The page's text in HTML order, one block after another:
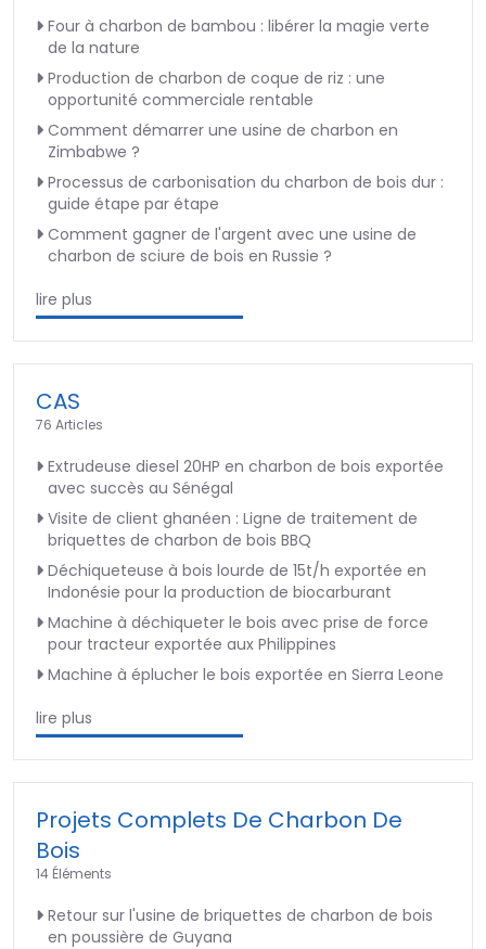
Four à charbon de bambou : libérer la magie verte
de la nature
Production de charbon de coque de riz : une
opportunité commerciale rentable
Comment démarrer une usine de charbon en
Zimbabwe ?
Processus de carbonisation du charbon de bois dur :
guide étape par étape
Comment gagner de l'argent avec une usine de
charbon de sciure de bois en Russie ?
lire plus
CAS
76 Articles
Extrudeuse diesel 20HP en charbon de bois exportée
avec succès au Sénégal
Visite de client ghanéen : Ligne de traitement de
briquettes de charbon de bois BBQ
Déchiqueteuse à bois lourde de 15t/h exportée en
Indonésie pour la production de biocarburant
Machine à déchiqueter le bois avec prise de force
pour tracteur exportée aux Philippines
Machine à éplucher le bois exportée en Sierra Leone
lire plus
Projets Complets De Charbon De
Bois
14 Éléments
Retour sur l'usine de briquettes de charbon de bois
en poussière de Guyana